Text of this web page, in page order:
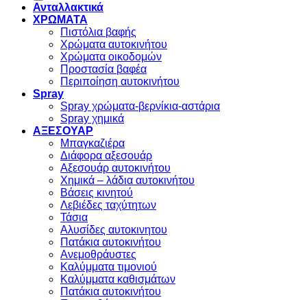
Ανταλλακτικά
ΧΡΩΜΑΤΑ
Πιστόλια βαφής
Χρώματα αυτοκινήτου
Χρώματα οικοδομών
Προστασία βαφέα
Περιποίηση αυτοκινήτου
Spray
Spray χρώματα-βερνίκια-αστάρια
Spray χημικά
ΑΞΕΣΟΥΑΡ
Μπαγκαζιέρα
Διάφορα αξεσουάρ
Αξεσουάρ αυτοκινήτου
Χημικά – λάδια αυτοκινήτου
Βάσεις κινητού
Λεβιέδες ταχύτητων
Τάσια
Αλυσίδες αυτοκινητου
Πατάκια αυτοκινήτου
Ανεμοθράυστες
Καλύμματα τιμονιού
Καλύμματα καθισμάτων
Πατάκια αυτοκινήτου